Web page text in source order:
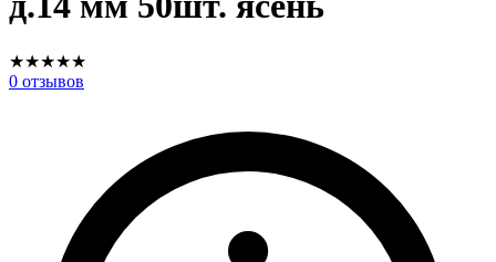
★★★★★
0 отзывов